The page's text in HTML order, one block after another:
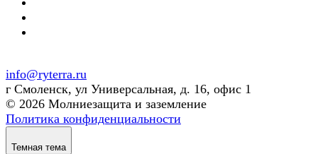
info@ryterra.ru
г Смоленск, ул Универсальная, д. 16, офис 1
© 2026 Молниезащита и заземление
Политика конфиденциальности
Темная тема